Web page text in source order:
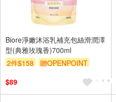
Biore淨嫩沐浴乳補充包絲滑潤澤
型(典雅玫瑰香)700ml
2件$158
贈OPENPOINT
贈$200
$89